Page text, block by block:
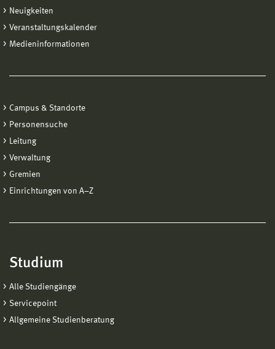
Neuigkeiten
Veranstaltungskalender
Medieninformationen
Campus & Standorte
Personensuche
Leitung
Verwaltung
Gremien
Einrichtungen von A−Z
Studium
Alle Studiengänge
Servicepoint
Allgemeine Studienberatung